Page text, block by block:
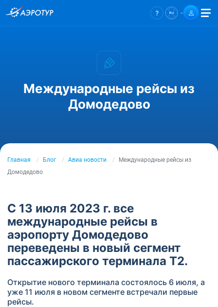
Международные рейсы из
Домодедово
Главная Блог Авиа новости
Международные рейсы из
Домодедово
С 13 июля 2023 г. все
международные рейсы в
аэропорту Домодедово
переведены в новый сегмент
пассажирского терминала Т2.
Открытие нового терминала состоялось 6 июля, а
уже 11 июля в новом сегменте встречали первые
рейсы.